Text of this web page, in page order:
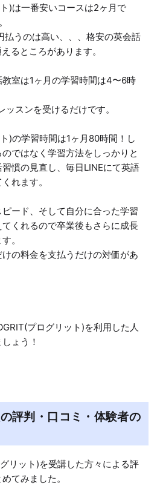
)は一番安いコースは2ヶ月で
払うのは高い、、、格安の英会話
るところがあります。
室は1ヶ月の学習時間は4〜6時
スンを受けるだけです。
)の学習時間は1ヶ月80時間！し
ではなく学習方法をしっかりと
慣の見直し、毎日LINEにて英語
れます。
ード、そして自分に合った学習
くれるので卒業後もさらに成長
。
の料金を支払うだけの対価があ
プログリット)を利用した人
ょう！
評判・口コミ・体験者の
リット)を受講した方々による評
てみました。